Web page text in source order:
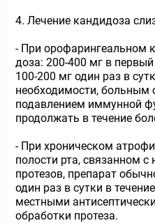
4. Лечение кандидоза
- При
доза: 200-400 мг в
100-200 мг один раз в
необходимости,
подавлением иммунной
продолжать в течение
- При хроническом
полости рта, связанном
протезов, препарат
один раз в сутки в
местными
обработки протеза.